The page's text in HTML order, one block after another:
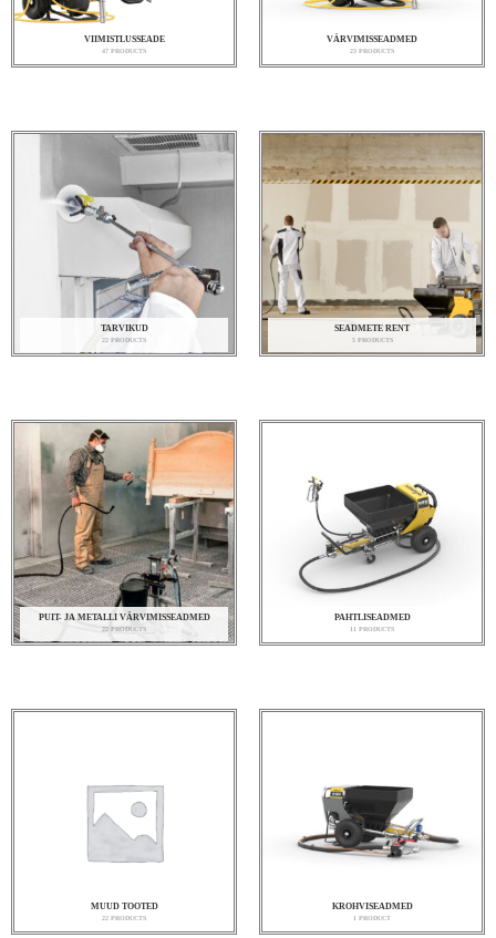
VIIMISTLUSSEADE
47 PRODUCTS
VÄRVIMISSEADMED
23 PRODUCTS
TARVIKUD
22 PRODUCTS
SEADMETE RENT
5 PRODUCTS
PUIT- JA METALLI VÄRVIMISSEADMED
22 PRODUCTS
PAHTLISEADMED
11 PRODUCTS
MUUD TOOTED
22 PRODUCTS
KROHVISEADMED
1 PRODUCT